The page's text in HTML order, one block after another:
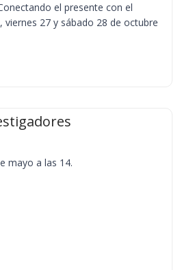
el presente con el
viernes 27 y sábado 28 de octubre
mayo a las 14.